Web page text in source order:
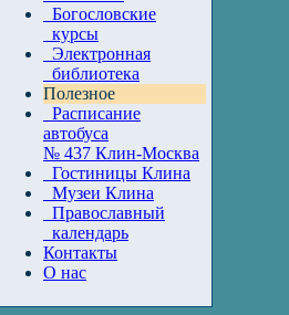
Богословские
курсы
Электронная
библиотека
Полезное
Расписание
автобуса
№ 437 Клин-Москва
Гостиницы Клина
Музеи Клина
Православный
календарь
Контакты
О нас